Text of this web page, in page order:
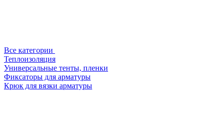
Все категории
Теплоизоляция
Универсальные тенты, пленки
Фиксаторы для арматуры
Крюк для вязки арматуры